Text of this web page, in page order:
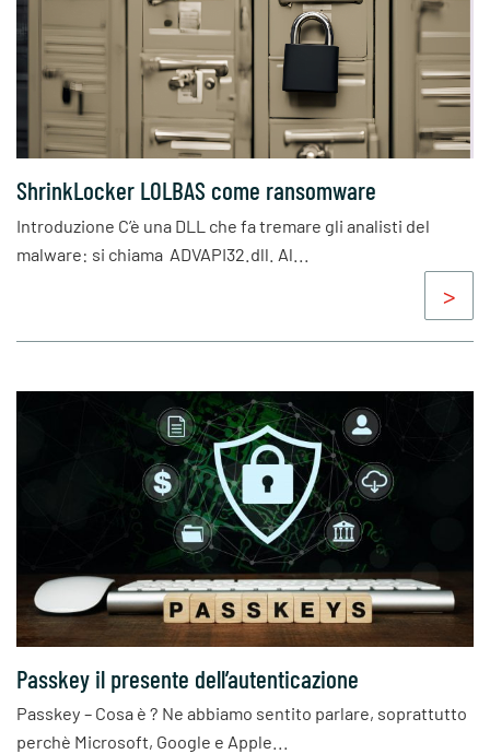
ShrinkLocker LOLBAS come ransomware
Introduzione C’è una DLL che fa tremare gli analisti del
malware: si chiama ADVAPI32.dll. Al...
Passkey il presente dell’autenticazione
Passkey – Cosa è ? Ne abbiamo sentito parlare, soprattutto
perchè Microsoft, Google e Apple...